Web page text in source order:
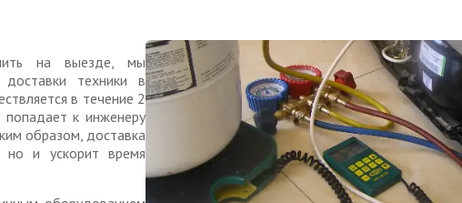
на выезде, мы
доставки техники в
в течение 2
попадает к инженеру
образом, доставка
но и ускорит время